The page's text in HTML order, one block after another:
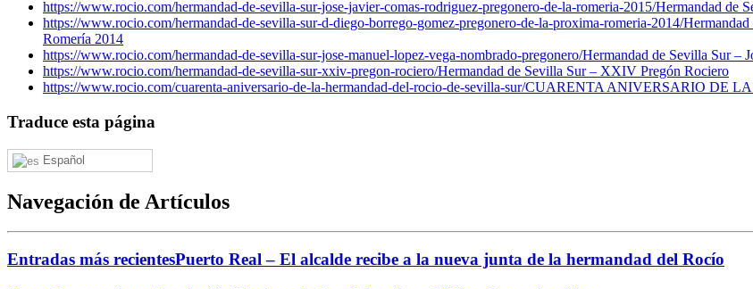
https://www.rocio.com/hermandad-de-sevilla-sur-jose-javier-comas-rodriguez-pregonero-de-la-romeria-2015/Hermandad de
https://www.rocio.com/hermandad-de-sevilla-sur-d-diego-borrego-gomez-pregonero-de-la-proxima-romeria-2014/
Romería 2014
https://www.rocio.com/hermandad-de-sevilla-sur-jose-manuel-lopez-vega-nombrado-pregonero/Hermandad de Sevilla Sur –
https://www.rocio.com/hermandad-de-sevilla-sur-xxiv-pregon-rociero/Hermandad de Sevilla Sur – XXIV Pregón Rociero
https://www.rocio.com/cuarenta-aniversario-de-la-hermandad-del-rocio-de-sevilla-sur/CUARENTA ANIVERSARIO DE
Traduce esta página
Español
Navegación de Artículos
Entradas más recientesPuerto Real – El alcalde recibe a la nueva junta de la hermandad del Rocío